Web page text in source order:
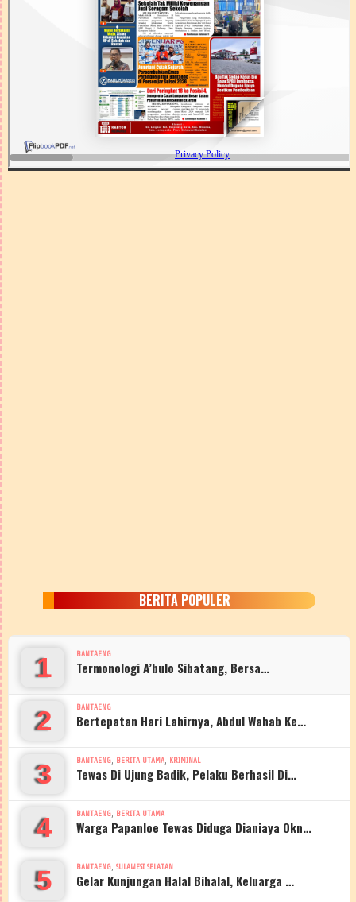
BERITA POPULER
1 BANTAENG
Termonologi A’bulo Sibatang, Bersa…
2 BANTAENG
Bertepatan Hari Lahirnya, Abdul Wahab Ke…
3 BANTAENG, BERITA UTAMA, KRIMINAL
Tewas Di Ujung Badik, Pelaku Berhasil Di…
4 BANTAENG, BERITA UTAMA
Warga Papanloe Tewas Diduga Dianiaya Okn…
5 BANTAENG, SULAWESI SELATAN
Gelar Kunjungan Halal Bihalal, Keluarga …